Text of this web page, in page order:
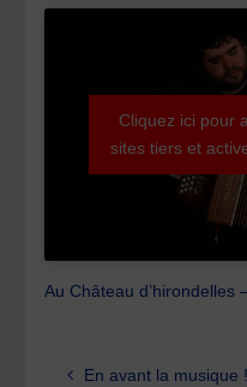
Cliquez ici pour
sites tiers et
Au Château d’hirondelles
En avant la musique !